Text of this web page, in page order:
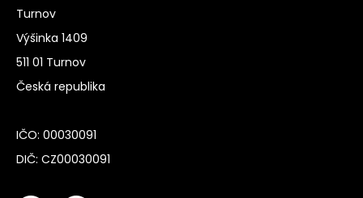
Turnov
Výšinka 1409
511 01 Turnov
Česká republika
IČO: 00030091
DIČ: CZ00030091